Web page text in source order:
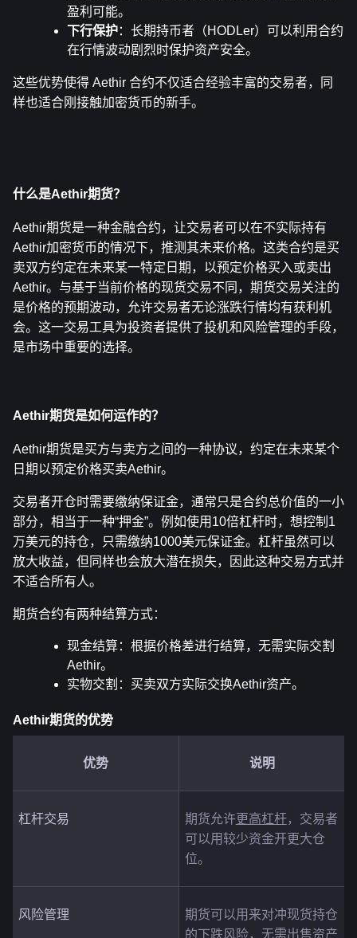
盈利可能。
下行保护：长期持币者（HODLer）可以利用合约
在行情波动剧烈时保护资产安全。
这些优势使得 Aethir 合约不仅适合经验丰富的交易者，同
样也适合刚接触加密货币的新手。
什么是Aethir期货？
Aethir期货是一种金融合约，让交易者可以在不实际持有
Aethir加密货币的情况下，推测其未来价格。这类合约是买
卖双方约定在未来某一特定日期，以预定价格买入或卖出
Aethir。与基于当前价格的现货交易不同，期货交易关注的
是价格的预期波动，允许交易者无论涨跌行情均有获利机
会。这一交易工具为投资者提供了投机和风险管理的手段，
是市场中重要的选择。
Aethir期货是如何运作的？
Aethir期货是买方与卖方之间的一种协议，约定在未来某个
日期以预定价格买卖Aethir。
交易者开仓时需要缴纳保证金，通常只是合约总价值的一小
部分，相当于一种“押金”。例如使用10倍杠杆时，想控制1
万美元的持仓，只需缴纳1000美元保证金。杠杆虽然可以
放大收益，但同样也会放大潜在损失，因此这种交易方式并
不适合所有人。
期货合约有两种结算方式：
现金结算：根据价格差进行结算，无需实际交割
Aethir。
实物交割：买卖双方实际交换Aethir资产。
Aethir期货的优势
优势 说明
杠杆交易 期货允许更高杠杆，交易者
可以用较少资金开更大仓
位。
风险管理
期货可以用来对冲现货持仓
的下跌风险，无需出售资产